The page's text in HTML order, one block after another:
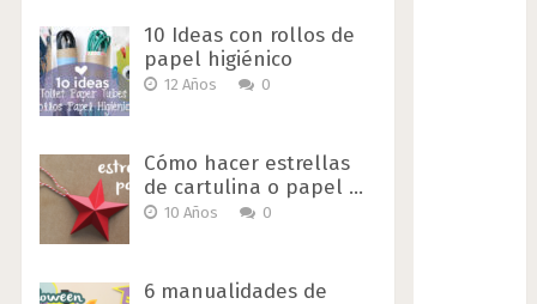
10 Ideas con rollos de
papel higiénico
12 Años 0
Cómo hacer estrellas
de cartulina o papel …
10 Años 0
6 manualidades de